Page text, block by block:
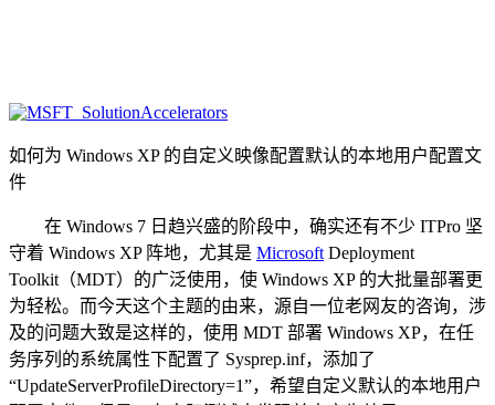
如何为 Windows XP 的自定义映像配置默认的本地用户配置文
件
在 Windows 7 日趋兴盛的阶段中，确实还有不少 ITPro 坚
守着 Windows XP 阵地，尤其是 MicrosoftDeployment
Toolkit（MDT）的广泛使用，使 Windows XP 的大批量部署更
为轻松。而今天这个主题的由来，源自一位老网友的咨询，涉
及的问题大致是这样的，使用 MDT 部署 Windows XP，在任
务序列的系统属性下配置了 Sysprep.inf，添加了
“UpdateServerProfileDirectory=1”，希望自定义默认的本地用户